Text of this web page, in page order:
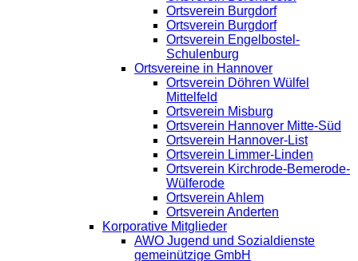
Ortsverein Burgdorf
Ortsverein Burgdorf
Ortsverein Engelbostel-
Schulenburg
Ortsvereine in Hannover
Ortsverein Döhren Wülfel
Mittelfeld
Ortsverein Misburg
Ortsverein Hannover Mitte-Süd
Ortsverein Hannover-List
Ortsverein Limmer-Linden
Ortsverein Kirchrode-Bemerode-
Wülferode
Ortsverein Ahlem
Ortsverein Anderten
Korporative Mitglieder
AWO Jugend und Sozialdienste
gemeinützige GmbH